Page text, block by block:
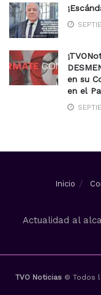
en su
en el
Inicio
Actualidad al
TVO Noticias © Todos